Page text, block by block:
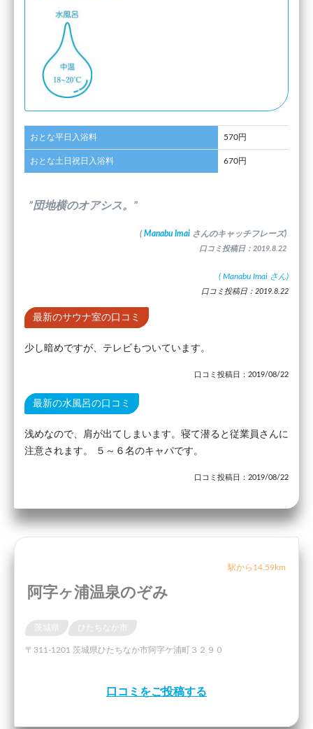
おとな平日入浴料 570円
おとな土日祝日入浴料 670円
”団地横のオアシス。”
( Manabu Imai さんのキャッチフレーズ)
口コミ投稿日：2019.8.22
( Manabu Imai さん)
口コミ投稿日：2019.8.22
最新のサウナ室の口コミ
少し暗めですが、テレビもついています。
口コミ投稿日：2019/08/22
最新の水風呂の口コミ
浅めなので、肩が出てしまいます。寝て潜ると従業員さんに
注意されます。 ５～６名のキャパです。
口コミ投稿日：2019/08/22
駅から14.59km
阿字ヶ浦温泉のぞみ
ひたちなか市
〒311-1201 茨城県ひたちなか市阿字ケ浦町３２９０
口コミをご投稿する